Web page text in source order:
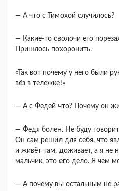
― А что с Тимохой случилось?
― Какие-то сволочи его
Пришлось похоронить.
«Так вот почему у него были
вёз в тележке!»
― А с Федей что? Почему он
― Федя болен. Не буду
Он сам решил для себя, что
и живёт там, доживает, а я не
мальчик, это его дело. Я чем
― А почему вы остальным не